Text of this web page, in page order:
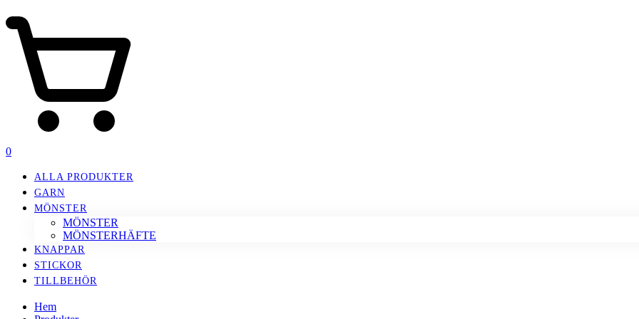
0
ALLA PRODUKTER
GARN
MÖNSTER
MÖNSTER
MÖNSTERHÄFTE
KNAPPAR
STICKOR
TILLBEHÖR
Hem